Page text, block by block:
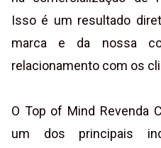
Isso é um resultado
marca e da nossa
relacionamento com os
O Top of Mind Revenda
um dos principais